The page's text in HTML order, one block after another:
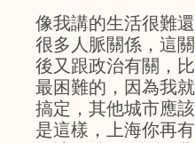
像我講的生活很難
很多人脈關係，這
後又跟政治有關，
最困難的，因為我
搞定，其他城市應
是這樣，上海你再